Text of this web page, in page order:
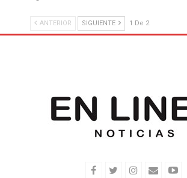
ANTERIOR SIGUIENTE 1 De 2